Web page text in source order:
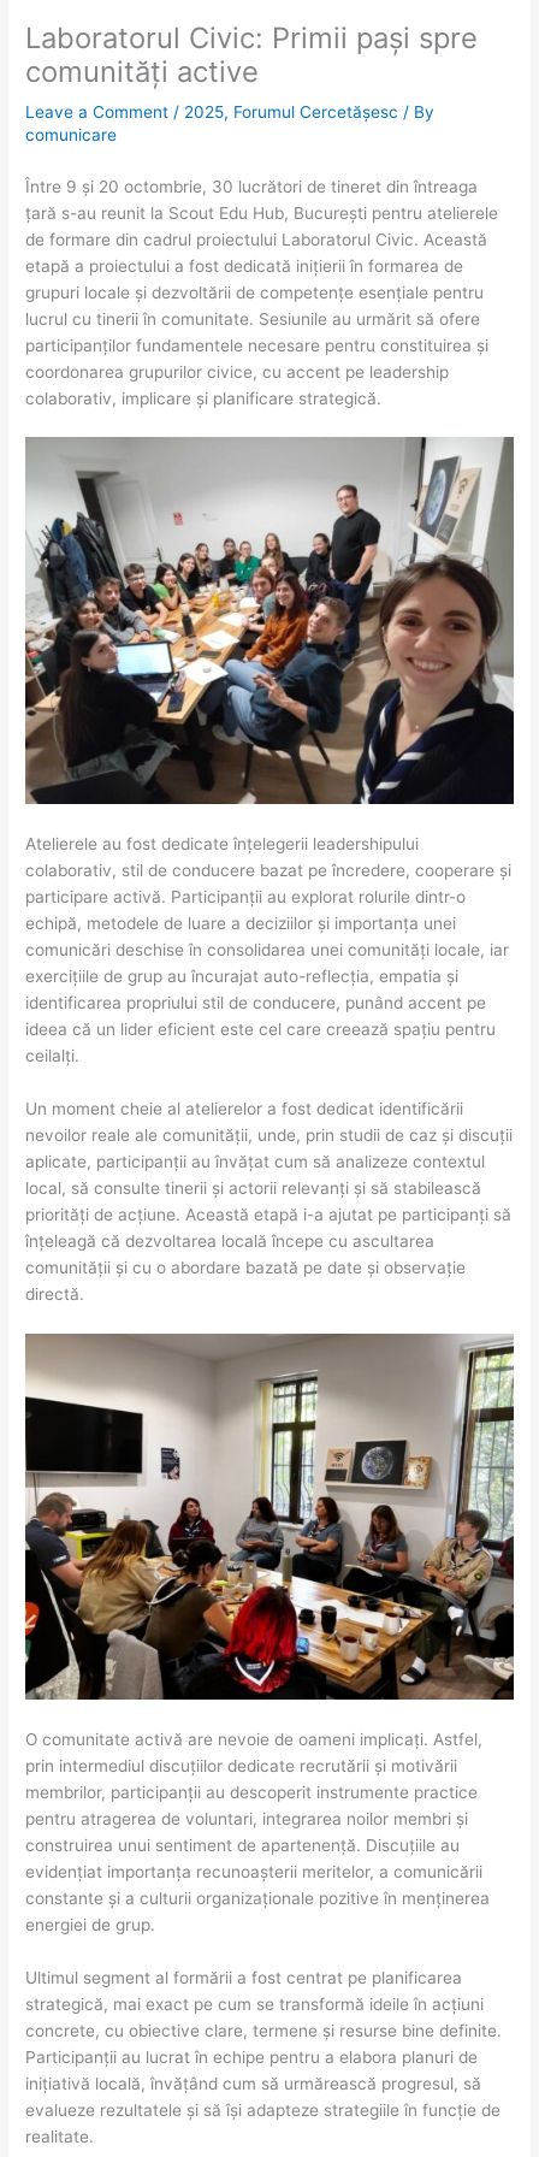
Laboratorul Civic: Primii pași spre
comunități active
Leave a Comment / 2025, Forumul Cercetășesc / By
comunicare
Între 9 și 20 octombrie, 30 lucrători de tineret din întreaga
țară s-au reunit la Scout Edu Hub, București pentru atelierele
de formare din cadrul proiectului Laboratorul Civic. Această
etapă a proiectului a fost dedicată inițierii în formarea de
grupuri locale și dezvoltării de competențe esențiale pentru
lucrul cu tinerii în comunitate. Sesiunile au urmărit să ofere
participanților fundamentele necesare pentru constituirea și
coordonarea grupurilor civice, cu accent pe leadership
colaborativ, implicare și planificare strategică.
Atelierele au fost dedicate înțelegerii leadershipului
colaborativ, stil de conducere bazat pe încredere, cooperare și
participare activă. Participanții au explorat rolurile dintr-o
echipă, metodele de luare a deciziilor și importanța unei
comunicări deschise în consolidarea unei comunități locale, iar
exercițiile de grup au încurajat auto-reflecția, empatia și
identificarea propriului stil de conducere, punând accent pe
ideea că un lider eficient este cel care creează spațiu pentru
ceilalți.
Un moment cheie al atelierelor a fost dedicat identificării
nevoilor reale ale comunității, unde, prin studii de caz și discuții
aplicate, participanții au învățat cum să analizeze contextul
local, să consulte tinerii și actorii relevanți și să stabilească
priorități de acțiune. Această etapă i-a ajutat pe participanți să
înțeleagă că dezvoltarea locală începe cu ascultarea
comunității și cu o abordare bazată pe date și observație
directă.
O comunitate activă are nevoie de oameni implicați. Astfel,
prin intermediul discuțiilor dedicate recrutării și motivării
membrilor, participanții au descoperit instrumente practice
pentru atragerea de voluntari, integrarea noilor membri și
construirea unui sentiment de apartenență. Discuțiile au
evidențiat importanța recunoașterii meritelor, a comunicării
constante și a culturii organizaționale pozitive în menținerea
energiei de grup.
Ultimul segment al formării a fost centrat pe planificarea
strategică, mai exact pe cum se transformă ideile în acțiuni
concrete, cu obiective clare, termene și resurse bine definite.
Participanții au lucrat în echipe pentru a elabora planuri de
inițiativă locală, învățând cum să urmărească progresul, să
evalueze rezultatele și să își adapteze strategiile în funcție de
realitate.